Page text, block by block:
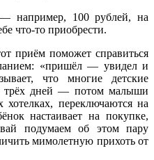
например, 100 рублей, на
что-то приобрести.
приём поможет справиться
«пришёл — увидел и
что многие детские
трёх дней — потом малыши
переключаются на
настаивает на покупке,
подумаем об этом пару
мимолетную прихоть от